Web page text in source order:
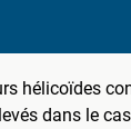
hélicoïdes
dans le